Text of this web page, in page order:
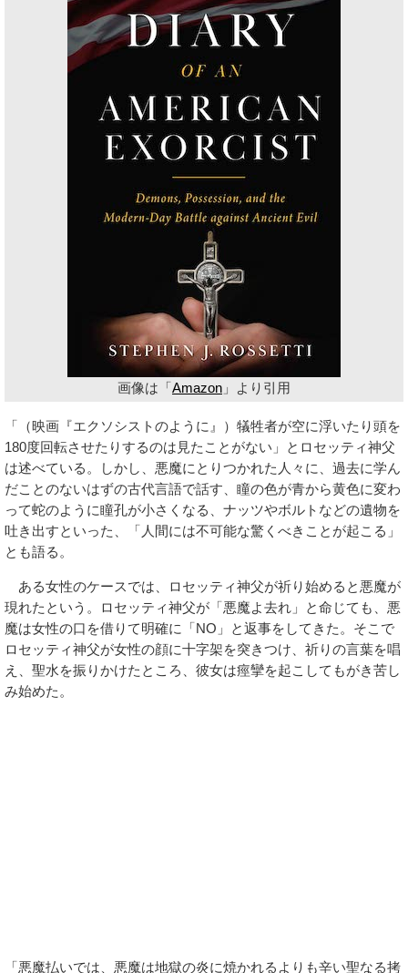
画像は「Amazon 」より引用
「（映画『エクソシストのように』）犠牲者が空に浮いたり頭を
180度回転させたりするのは見たことがない」とロセッティ神父
は述べている。しかし、悪魔にとりつかれた人々に、過去に学ん
だことのないはずの古代言語で話す、瞳の色が青から黄色に変わ
って蛇のように瞳孔が小さくなる、ナッツやボルトなどの遺物を
吐き出すといった、「人間には不可能な驚くべきことが起こる」
とも語る。
ある女性のケースでは、ロセッティ神父が祈り始めると悪魔が
現れたという。ロセッティ神父が「悪魔よ去れ」と命じても、悪
魔は女性の口を借りて明確に「NO」と返事をしてきた。そこで
ロセッティ神父が女性の顔に十字架を突きつけ、祈りの言葉を唱
え、聖水を振りかけたところ、彼女は痙攣を起こしてもがき苦し
み始めた。
「悪魔払いでは、悪魔は地獄の炎に焼かれるよりも辛い聖なる拷